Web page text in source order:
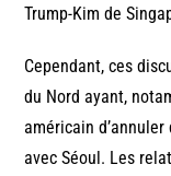
Trump-Kim de
Cependant, ces
du Nord ayant,
américain
avec Séoul. Les